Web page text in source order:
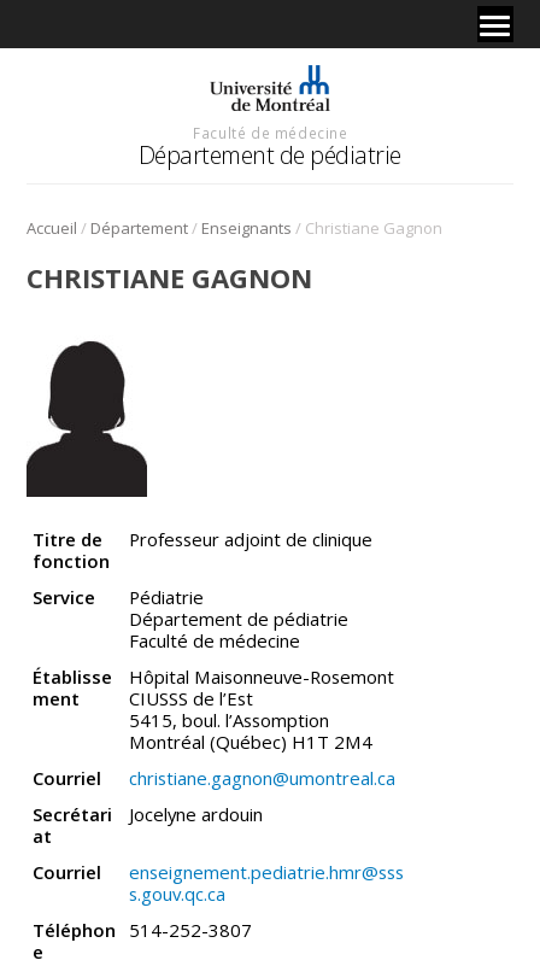
Faculté de médecine
Département de pédiatrie
Accueil / Département/ Enseignants / Christiane Gagnon
CHRISTIANE GAGNON
Titre de
fonction
Professeur adjoint de clinique
Service
Pédiatrie
Département de pédiatrie
Faculté de médecine
Établisse
ment
Hôpital Maisonneuve-Rosemont
CIUSSS de l’Est
5415, boul. l’Assomption
Montréal (Québec) H1T 2M4
Courriel
christiane.gagnon@umontreal.ca
Secrétari
at
Jocelyne ardouin
Courriel
enseignement.pediatrie.hmr@sss
s.gouv.qc.ca
Téléphon
e
514-252-3807